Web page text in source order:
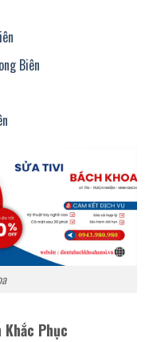
Biên
Phục